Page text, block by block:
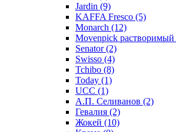
Jardin (9)
KAFFA Fresco (5)
Monarch (12)
Movenpick растворимый
Senator(2)
Swisso (4)
Tchibo (8)
Today (1)
UCC (1)
А.П. Селиванов (2)
Гевалия (2)
Жокей (10)